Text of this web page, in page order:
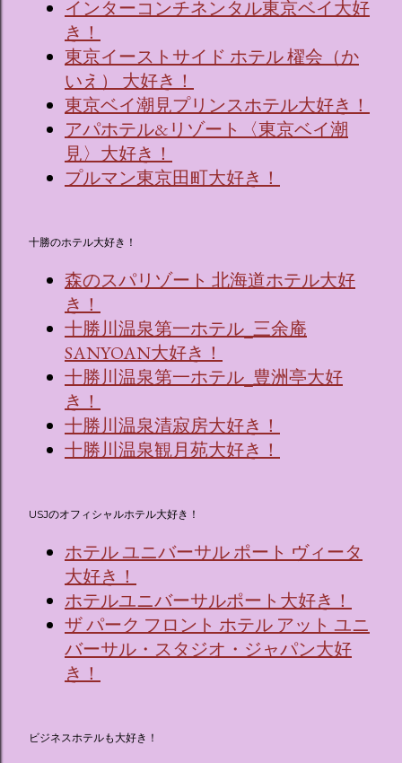
インターコンチネンタル東京ベイ大好
き！
東京イーストサイド ホテル 櫂会（か
いえ） 大好き！
東京ベイ潮見プリンスホテル大好き！
アパホテル&リゾート〈東京ベイ潮
見〉大好き！
プルマン東京田町大好き！
十勝のホテル大好き！
森のスパリゾート 北海道ホテル大好
き！
十勝川温泉第一ホテル_三余庵
SANYOAN大好き！
十勝川温泉第一ホテル_豊洲亭大好
き！
十勝川温泉清寂房大好き！
十勝川温泉観月苑大好き！
USJのオフィシャルホテル大好き！
ホテル ユニバーサル ポート ヴィータ
大好き！
ホテルユニバーサルポート大好き！
ザ パーク フロント ホテル アット ユニ
バーサル・スタジオ・ジャパン大好
き！
ビジネスホテルも大好き！